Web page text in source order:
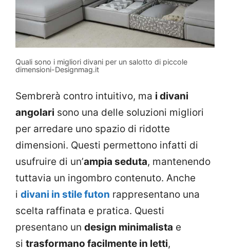
Quali sono i migliori divani per un salotto di piccole
dimensioni-Designmag.it
Sembrerà contro intuitivo, ma i divani
angolari sono una delle soluzioni migliori
per arredare uno spazio di ridotte
dimensioni. Questi permettono infatti di
usufruire di un’ampia seduta, mantenendo
tuttavia un ingombro contenuto. Anche
i divani in stile futon rappresentano una
scelta raffinata e pratica. Questi
presentano un design minimalista e
si trasformano facilmente in letti,